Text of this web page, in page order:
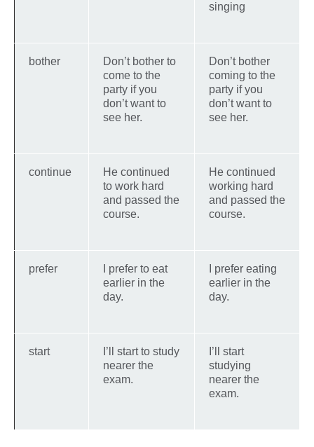
singing
bother
Don’t bother to
come to the
party if you
don’t want to
see her.
Don’t bother
coming to the
party if you
don’t want to
see her.
continue
He continued
to work hard
and passed the
course.
He continued
working hard
and passed the
course.
prefer
I prefer to eat
earlier in the
day.
I prefer eating
earlier in the
day.
start
I’ll start to study
nearer the
exam.
I’ll start
studying
nearer the
exam.